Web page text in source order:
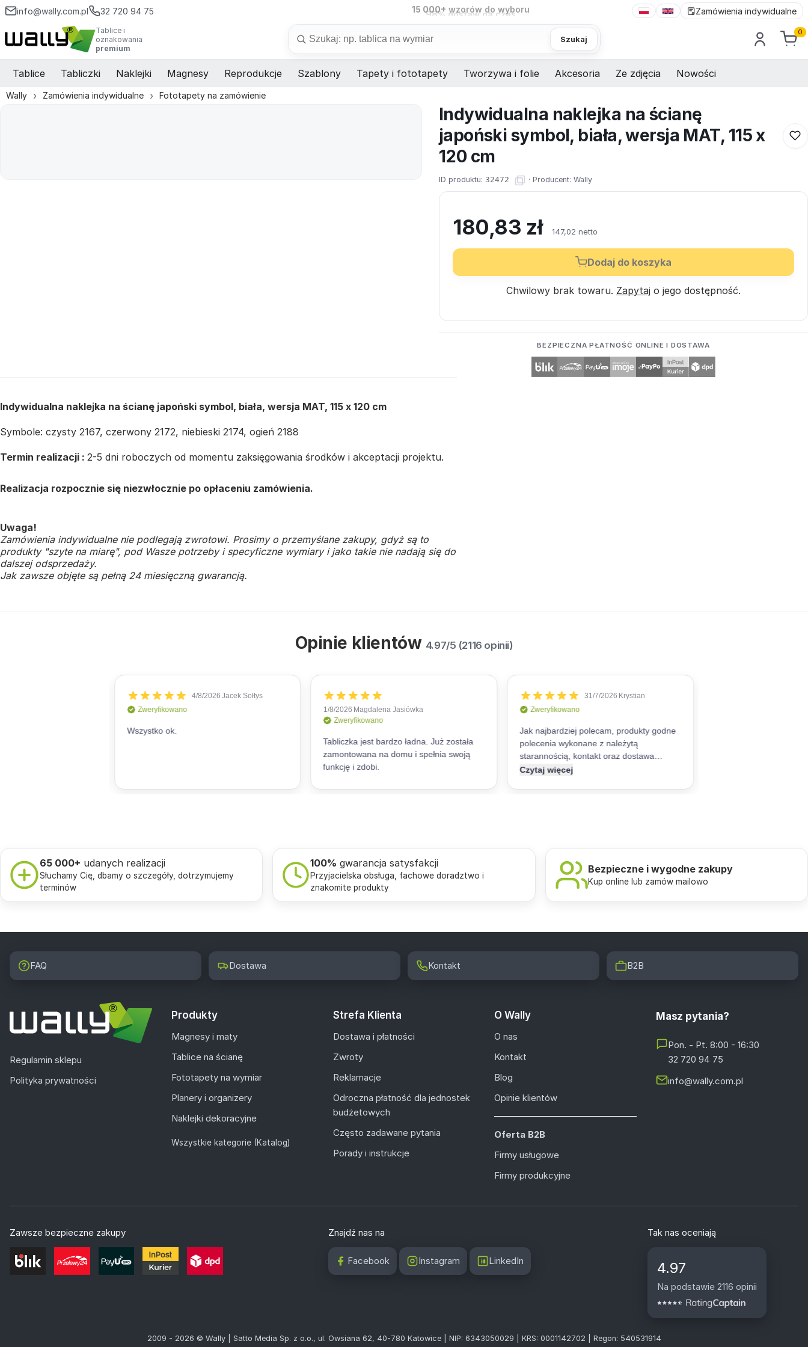
info@wally.com.pl 32 720 94 75 15 000+ wzorów do wyboru
98%dostaw na czas Zamówienia indywidualne
Tablice i
oznakowania
premium
Szukaj
0
Tablice Tabliczki Naklejki Magnesy Reprodukcje Szablony Tapety i fototapety Tworzywa i folie Akcesoria Ze zdjęcia Nowości
Wally Zamówienia indywidualne Fototapety na zamówienie
Indywidualna naklejka na ścianę
japoński symbol, biała, wersja MAT, 115 x
120 cm
ID produktu: 32472 · Producent: Wally
180,83 zł 147,02 netto
Dodaj do koszyka
Chwilowy brak towaru. Zapytaj o jego dostępność.
BEZPIECZNA PŁATNOŚĆ ONLINE I DOSTAWA
Indywidualna naklejka na ścianę japoński symbol, biała, wersja MAT, 115 x 120 cm
Symbole: czysty 2167, czerwony 2172, niebieski 2174, ogień 2188
Termin realizacji : 2-5 dni roboczych od momentu zaksięgowania środków i akceptacji projektu.
Realizacja rozpocznie się niezwłocznie po opłaceniu zamówienia.
Uwaga!
Zamówienia indywidualne nie podlegają zwrotowi. Prosimy o przemyślane zakupy, gdyż są to
produkty "szyte na miarę", pod Wasze potrzeby i specyficzne wymiary i jako takie nie nadają się do
dalszej odsprzedaży.
Jak zawsze objęte są pełną 24 miesięczną gwarancją.
Opinie klientów 4.97/5 (2116 opinii)
65 000+ udanych realizacji
Słuchamy Cię, dbamy o szczegóły, dotrzymujemy
terminów
100% gwarancja satysfakcji
Przyjacielska obsługa, fachowe doradztwo i
znakomite produkty
Bezpieczne i wygodne zakupy
Kup online lub zamów mailowo
FAQ Dostawa Kontakt B2B
Regulamin sklepu
Polityka prywatności
Produkty
Magnesy i maty
Tablice na ścianę
Fototapety na wymiar
Planery i organizery
Naklejki dekoracyjne
Wszystkie kategorie (Katalog)
Strefa Klienta
Dostawa i płatności
Zwroty
Reklamacje
Odroczna płatność dla jednostek
budżetowych
Często zadawane pytania
Porady i instrukcje
O Wally
O nas
Kontakt
Blog
Opinie klientów
Oferta B2B
Firmy usługowe
Firmy produkcyjne
Masz pytania?
Pon. - Pt. 8:00 - 16:30
32 720 94 75
info@wally.com.pl
Zawsze bezpieczne zakupy Znajdź nas na
Facebook Instagram LinkedIn
Tak nas oceniają
4.97
Na podstawie 2116 opinii
2009 - 2026 © Wally | Satto Media Sp. z o.o., ul. Owsiana 62, 40-780 Katowice | NIP: 6343050029 | KRS: 0001142702 | Regon: 540531914